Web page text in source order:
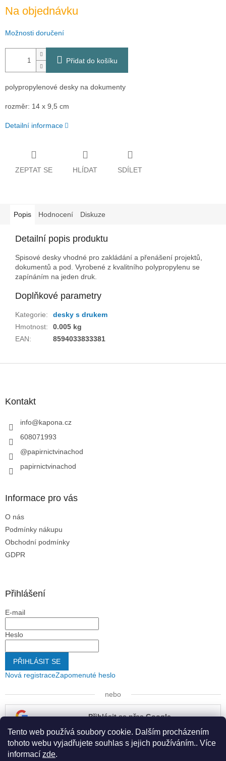
Tento web používá soubory cookie. Dalším procházením
tohoto webu vyjadřujete souhlas s jejich používáním.. Více
informací zde.
Na objednávku
Možnosti doručení
Přidat do košíku
polypropylenové desky na dokumenty
rozměr: 14 x 9,5 cm
Detailní informace
ZEPTAT SE HLÍDAT SDÍLET
Popis Hodnocení Diskuze
Detailní popis produktu
Spisové desky vhodné pro zakládání a přenášení projektů,
dokumentů a pod. Vyrobené z kvalitního polypropylenu se
zapínáním na jeden druk.
Doplňkové parametry
Kategorie:
desky s drukem
Hmotnost:
0.005 kg
EAN: 8594033833381
Kontakt
info@kapona.cz
608071993
@papirnictvinachod
papirnictvinachod
Informace pro vás
O nás
Podmínky nákupu
Obchodní podmínky
GDPR
Přihlášení
E-mail
Heslo
PŘIHLÁSIT SE
Nová registraceZapomenuté heslo
nebo
Přihlásit se přes Google
Přihlásit se přes Seznam